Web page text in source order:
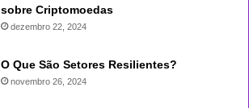
sobre Criptomoedas
dezembro 22, 2024
O Que São Setores Resilientes?
novembro 26, 2024